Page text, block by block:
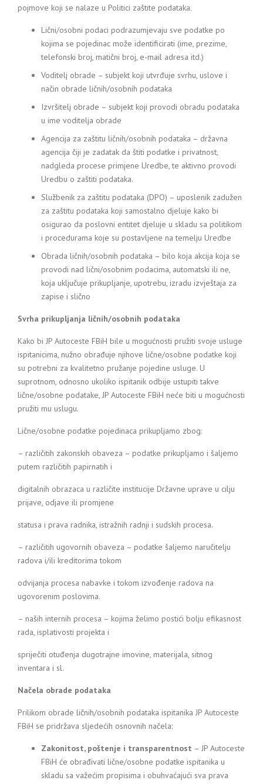
pojmove koji se nalaze u Politici zaštite podataka.
Lični/osobni podaci podrazumjevaju sve podatke po
kojima se pojedinac može identificirati (ime, prezime,
telefonski broj, matični broj, e-mail adresa itd.)
Voditelj obrade – subjekt koji utvrđuje svrhu, uslove i
način obrade ličnih/osobnih podataka
Izvršitelj obrade – subjekt koji provodi obradu podataka
u ime voditelja obrade
Agencija za zaštitu ličnih/osobnih podataka – državna
agencija čiji je zadatak da štiti podatke i privatnost,
nadgleda procese primjene Uredbe, te aktivno provodi
Uredbu o zaštiti podataka.
Službenik za zaštitu podataka (DPO) – uposlenik zadužen
za zaštitu podataka koji samostalno djeluje kako bi
osigurao da poslovni entitet djeluje u skladu sa politikom
i procedurama koje su postavljene na temelju Uredbe
Obrada ličnih/osobnih podataka – bilo koja akcija koja se
provodi nad lični/osobnim podacima, automatski ili ne,
koja uključuje prikupljanje, upotrebu, izradu izvještaja za
zapise i slično
Svrha prikupljanja ličnih/osobnih podataka
Kako bi JP Autoceste FBiH bile u mogućnosti pružiti svoje usluge
ispitanicima, nužno obrađuje njihove lične/osobne podatke koji
su potrebni za kvalitetno pružanje pojedine usluge. U
suprotnom, odnosno ukoliko ispitanik odbije ustupiti takve
lične/osobne podatake, JP Autoceste FBiH neće biti u mogućnosti
pružiti mu uslugu.
Lične/osobne podatke pojedinaca prikupljamo zbog:
– različitih zakonskih obaveza – podatke prikupljamo i šaljemo
putem različitih papirnatih i
digitalnih obrazaca u različite institucije Državne uprave u cilju
prijave, odjave ili promjene
statusa i prava radnika, istražnih radnji i sudskih procesa.
– različitih ugovornih obaveza – podatke šaljemo naručitelju
radova i/ili kreditorima tokom
odvijanja procesa nabavke i tokom izvođenje radova na
ugovorenim poslovima.
– naših internih procesa – kojima želimo postići bolju efikasnost
rada, isplativosti projekta i
spriječiti otuđenja dugotrajne imovine, materijala, sitnog
inventara i sl.
Načela obrade podataka
Prilikom obrade ličnih/osobnih podataka ispitanika JP Autoceste
FBiH se pridržava sljedećih osnovnih načela:
Zakonitost, poštenje i transparentnost – JP Autoceste
FBiH će obrađivati lične/osobne podatke ispitanika u
skladu sa važećim propisima i obuhvaćajući sva prava